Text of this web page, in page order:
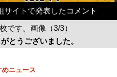
サイトで発表したコメント
です。画像（3/3）
とうございました。
めニュース